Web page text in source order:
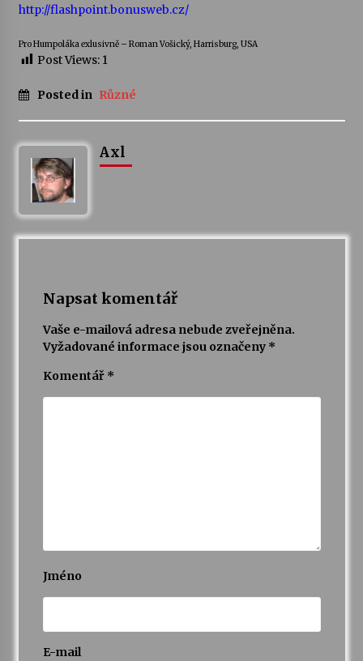
http://flashpoint.bonusweb.cz/
Pro Humpoláka exlusivně – Roman Vošický, Harrisburg, USA
Post Views: 1
Posted in Různé
Axl
Napsat komentář
Vaše e-mailová adresa nebude zveřejněna.
Vyžadované informace jsou označeny *
Komentář *
Jméno
E-mail